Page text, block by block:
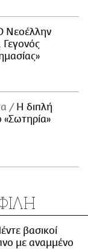
Νεοέλλην
Γεγονός
Η διπλή
«Σωτηρία»
βασικοί
με αναμμένο